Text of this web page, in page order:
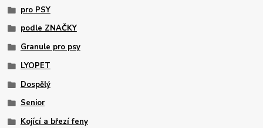
pro PSY
podle ZNAČKY
Granule pro psy
LYOPET
Dospělý
Senior
Kojící a březí feny